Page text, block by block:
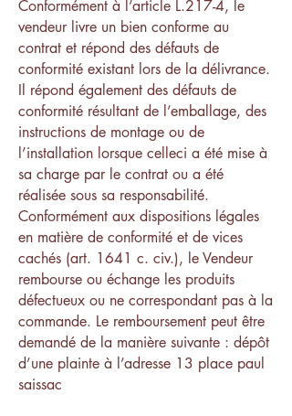
Conformément à l’article L.217-4, le
vendeur livre un bien conforme au
contrat et répond des défauts de
conformité existant lors de la délivrance.
Il répond également des défauts de
conformité résultant de l’emballage, des
instructions de montage ou de
l’installation lorsque celleci a été mise à
sa charge par le contrat ou a été
réalisée sous sa responsabilité.
Conformément aux dispositions légales
en matière de conformité et de vices
cachés (art. 1641 c. civ.), le Vendeur
rembourse ou échange les produits
défectueux ou ne correspondant pas à la
commande. Le remboursement peut être
demandé de la manière suivante : dépôt
d’une plainte à l’adresse 13 place paul
saissac